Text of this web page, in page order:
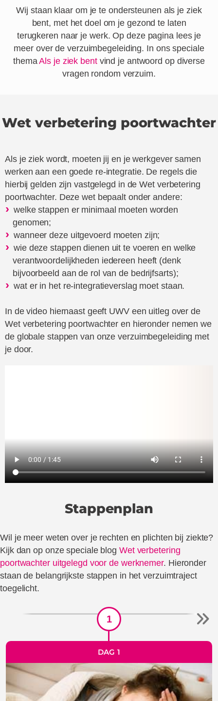
Wij staan klaar om je te ondersteunen als je ziek
bent, met het doel om je gezond te laten
terugkeren naar je werk. Op deze pagina lees je
meer over de verzuimbegeleiding. In ons speciale
themaAls je ziek bentvind je antwoord op diverse
vragen rondom verzuim.
Wet verbetering poortwachter
Als je ziek wordt, moeten jij en je werkgever samen
werken aan een goede re-integratie. De regels die
hierbij gelden zijn vastgelegd in de Wet verbetering
poortwachter. Deze wet bepaalt onder andere:
welke stappen er minimaal moeten worden
genomen;
wanneer deze uitgevoerd moeten zijn;
wie deze stappen dienen uit te voeren en welke
verantwoordelijkheden iedereen heeft (denk
bijvoorbeeld aan de rol van de bedrijfsarts);
wat er in het re-integratieverslag moet staan.
In de video hiernaast geeft UWV een uitleg over de
Wet verbetering poortwachter en hieronder nemen we
de globale stappen van onze verzuimbegeleiding met
je door.
Stappenplan
Wil je meer weten over je rechten en plichten bij ziekte?
Kijk dan op onze speciale blog Wet verbetering
poortwachter uitgelegd voor de werknemer. Hieronder
staan de belangrijkste stappen in het verzuimtraject
toegelicht.
1
DAG 1